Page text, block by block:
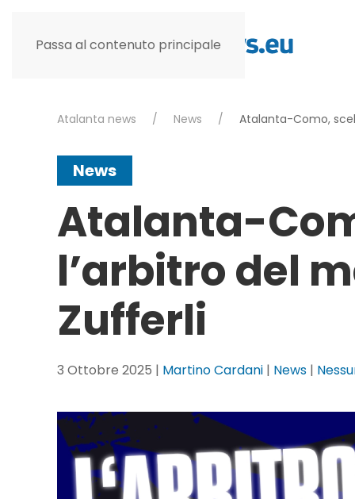
Passa al contenuto principale
Atalanta news News Atalanta-Como,
News
Atalanta-
l’arbitro del
Zufferli
3 Ottobre 2025 | Martino Cardani | News |